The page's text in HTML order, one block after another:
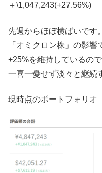
＋\1,047,243(+27.56%)
先週からほぼ横ばいです。
「オミクロン株」の影響
+25%を維持しているの
一喜一憂せず淡々と継続
現時点のポートフォリオ